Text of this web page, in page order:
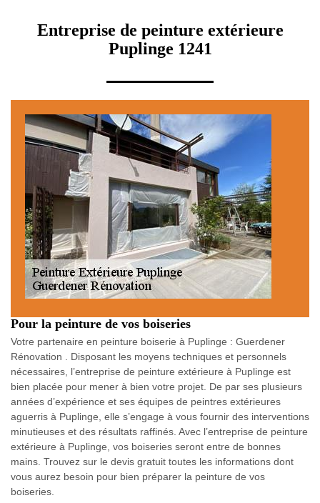
Entreprise de peinture extérieure
Puplinge 1241
Pour la peinture de vos boiseries
Votre partenaire en peinture boiserie à Puplinge : Guerdener
Rénovation . Disposant les moyens techniques et personnels
nécessaires, l’entreprise de peinture extérieure à Puplinge est
bien placée pour mener à bien votre projet. De par ses plusieurs
années d’expérience et ses équipes de peintres extérieures
aguerris à Puplinge, elle s’engage à vous fournir des interventions
minutieuses et des résultats raffinés. Avec l’entreprise de peinture
extérieure à Puplinge, vos boiseries seront entre de bonnes
mains. Trouvez sur le devis gratuit toutes les informations dont
vous aurez besoin pour bien préparer la peinture de vos
boiseries.